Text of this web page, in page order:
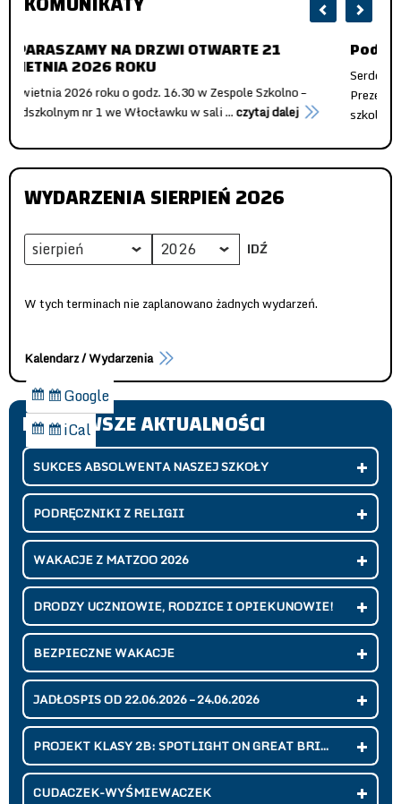
Podziękowanie
Serdeczne podziękowania kierujemy do Pana Jarosława Skiby –
Prezesa Uzdrowiska Wieniec Zdrój za ponowne wsparcie naszej
szkolnej inicjatywy ...czytaj dalej
WYDARZENIA SIERPIEŃ 2026
Miesiąc
Rok
W tych terminach nie zaplanowano żadnych wydarzeń.
Dodaj
do
Google
Subskrybuj
w
iCal
Kalendarz / Wydarzenia
NAJNOWSZE AKTUALNOŚCI
SUKCES ABSOLWENTA NASZEJ SZKOŁY
PODRĘCZNIKI Z RELIGII
WAKACJE Z MATZOO 2026
DRODZY UCZNIOWIE, RODZICE I OPIEKUNOWIE!
BEZPIECZNE WAKACJE
JADŁOSPIS OD 22.06.2026 – 24.06.2026
PROJEKT KLASY 2B: SPOTLIGHT ON GREAT BRI...
CUDACZEK-WYŚMIEWACZEK